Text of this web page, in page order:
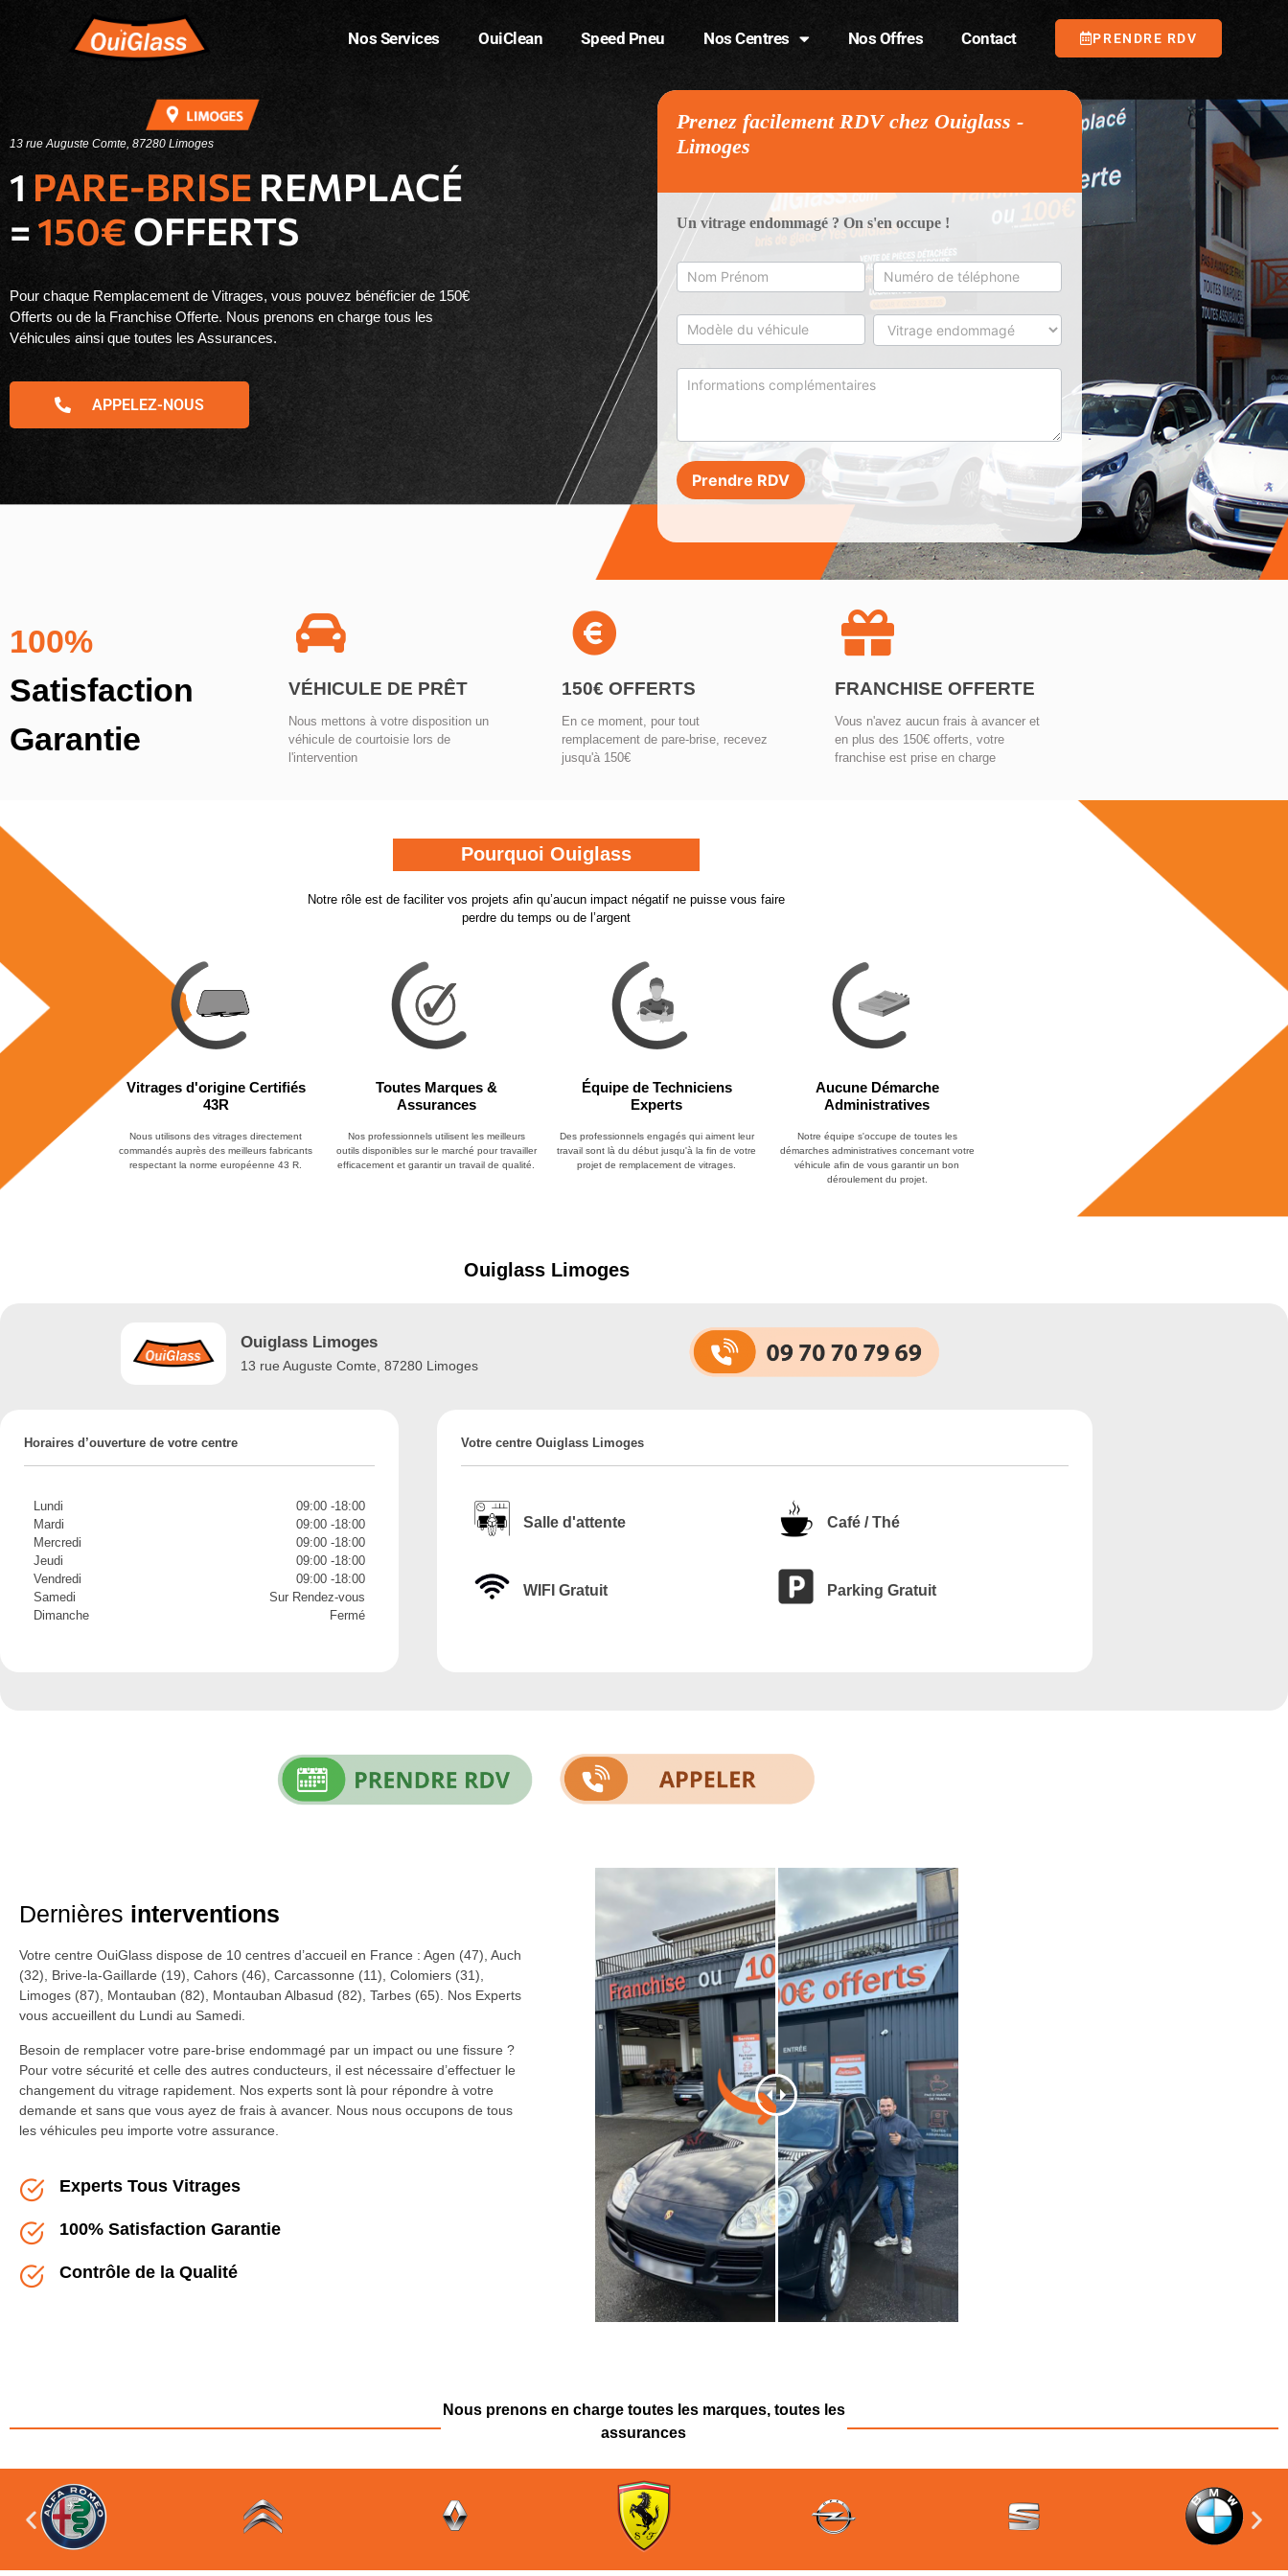
Nos Services OuiClean Speed Pneu Nos Centres Nos Offres Contact PRENDRE RDV
13 rue Auguste Comte, 87280 Limoges
1 PARE-BRISE REMPLACÉ
=150€OFFERTS
Pour chaque Remplacement de Vitrages, vous pouvez bénéficier de 150€
Offerts ou de la Franchise Offerte. Nous prenons en charge tous les
Véhicules ainsi que toutes les Assurances.
APPELEZ-NOUS
Prenez
facilement
Ouiglass -
Limoges
Prenez facilement RDV chez Ouiglass -
Limoges
Un vitrage endommagé ? On s'en occupe !
Prendre RDV
100%
Satisfaction
Garantie
VÉHICULE DE PRÊT
Nous mettons à votre disposition un
véhicule de courtoisie lors de
l'intervention
150€ OFFERTS
En ce moment, pour tout
remplacement de pare-brise, recevez
jusqu'à 150€
FRANCHISE OFFERTE
Vous n'avez aucun frais à avancer et
en plus des 150€ offerts, votre
franchise est prise en charge
Pourquoi Ouiglass
Notre rôle est de faciliter vos projets afin qu’aucun impact négatif ne puisse vous faire
perdre du temps ou de l’argent
Vitrages d'origine Certifiés
43R
Nous utilisons des vitrages directement
commandés auprès des meilleurs fabricants
respectant la norme européenne 43 R.
Toutes Marques &
Assurances
Nos professionnels utilisent les meilleurs
outils disponibles sur le marché pour travailler
efficacement et garantir un travail de qualité.
Équipe de Techniciens
Experts
Des professionnels engagés qui aiment leur
travail sont là du début jusqu'à la fin de votre
projet de remplacement de vitrages.
Aucune Démarche
Administratives
Notre équipe s'occupe de toutes les
démarches administratives concernant votre
véhicule afin de vous garantir un bon
déroulement du projet.
Ouiglass Limoges
Ouiglass Limoges
13 rue Auguste Comte, 87280 Limoges
Horaires d’ouverture de votre centre
Lundi
Mardi
Mercredi
Jeudi
Vendredi
Samedi
Dimanche
09:00 -18:00
09:00 -18:00
09:00 -18:00
09:00 -18:00
09:00 -18:00
Sur Rendez-vous
Fermé
Votre centre Ouiglass Limoges
Salle d'attente
WIFI Gratuit
Café / Thé
Parking Gratuit
Dernières interventions
Votre centre OuiGlass dispose de 10 centres d’accueil en France : Agen (47), Auch
(32), Brive-la-Gaillarde (19), Cahors (46), Carcassonne (11), Colomiers (31),
Limoges (87), Montauban (82), Montauban Albasud (82), Tarbes (65). Nos Experts
vous accueillent du Lundi au Samedi.
Besoin de remplacer votre pare-brise endommagé par un impact ou une fissure ?
Pour votre sécurité et celle des autres conducteurs, il est nécessaire d’effectuer le
changement du vitrage rapidement. Nos experts sont là pour répondre à votre
demande et sans que vous ayez de frais à avancer. Nous nous occupons de tous
les véhicules peu importe votre assurance.
Experts Tous Vitrages
100% Satisfaction Garantie
Contrôle de la Qualité
Nous prenons en charge toutes les marques, toutes les
assurances